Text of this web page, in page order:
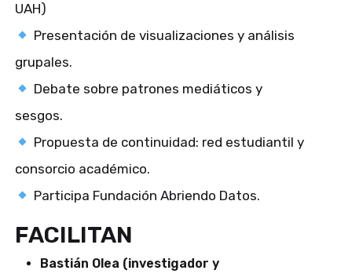
UAH)
Presentación de visualizaciones y análisis
grupales.
Debate sobre patrones mediáticos y
sesgos.
Propuesta de continuidad: red estudiantil y
consorcio académico.
Participa Fundación Abriendo Datos.
FACILITAN
Bastián Olea (investigador y